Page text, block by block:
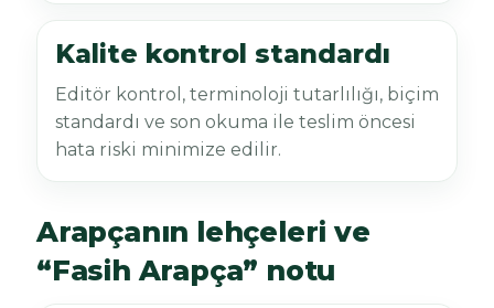
Kalite kontrol standardı
Editör kontrol, terminoloji tutarlılığı, biçim
standardı ve son okuma ile teslim öncesi
hata riski minimize edilir.
Arapçanın lehçeleri ve
“Fasih Arapça” notu